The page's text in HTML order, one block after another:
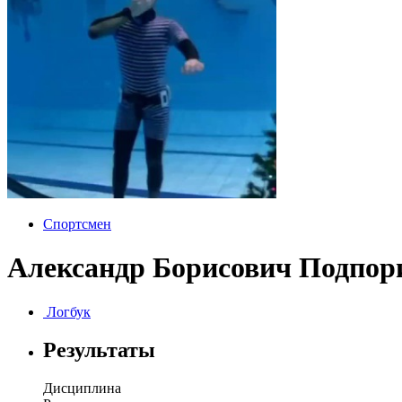
Спортсмен
Александр Борисович
Логбук
Результаты
Дисциплина